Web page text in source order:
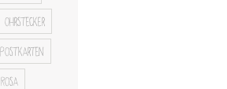
ohrstecker
Postkarten
Rosa